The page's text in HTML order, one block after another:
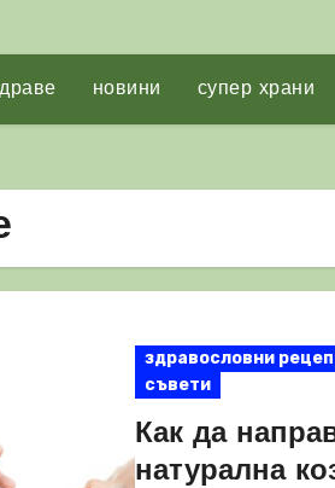
новини супер храни
здравословни
съвети
Как да
натурална